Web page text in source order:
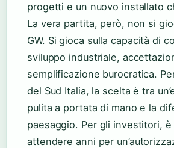
progetti e un nuovo installato
La vera partita, però, non si
GW. Si gioca sulla capacità di
sviluppo industriale,
semplificazione burocratica.
del Sud Italia, la scelta è tra
pulita a portata di mano e la
paesaggio. Per gli investitori, è
attendere anni per